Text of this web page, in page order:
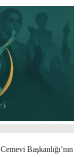
Başkanlığı’nın